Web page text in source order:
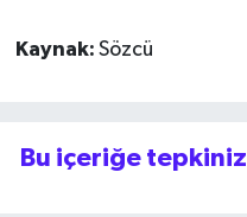
Kaynak: Sözcü
Bu içeriğe tepkiniz